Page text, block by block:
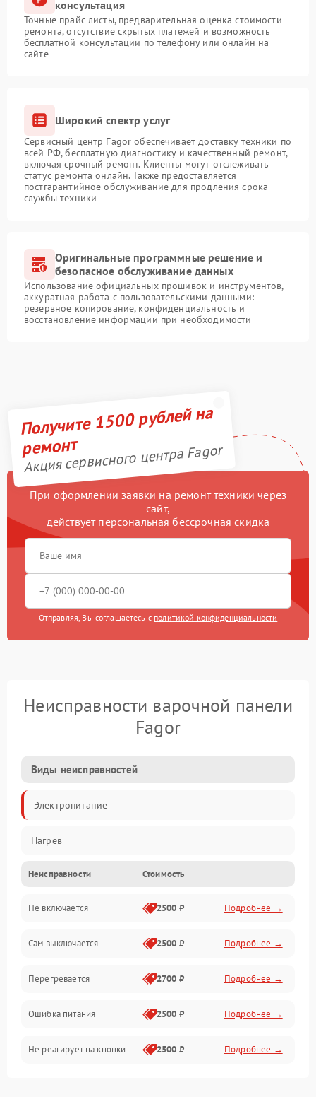
консультация
Точные прайс-листы, предварительная оценка стоимости
ремонта, отсутствие скрытых платежей и возможность
бесплатной консультации по телефону или онлайн на
сайте
Широкий спектр услуг
Сервисный центр Fagor обеспечивает доставку техники по
всей РФ, бесплатную диагностику и качественный ремонт,
включая срочный ремонт. Клиенты могут отслеживать
статус ремонта онлайн. Также предоставляется
постгарантийное обслуживание для продления срока
службы техники
Оригинальные программные решение и
безопасное обслуживание данных
Использование официальных прошивок и инструментов,
аккуратная работа с пользовательскими данными:
резервное копирование, конфиденциальность и
восстановление информации при необходимости
Получите 1500 рублей на
ремонт
Акция сервисного центра Fagor
При оформлении заявки на ремонт техники через
сайт,
действует персональная бессрочная скидка
Отправляя, Вы соглашаетесь с политикой конфиденциальности
Неисправности варочной панели
Fagor
Виды неисправностей
Электропитание
Нагрев
Неисправности Стоимость
Не включается 2500 ₽ Подробнее →
Сам выключается 2500 ₽ Подробнее →
Перегревается 2700 ₽ Подробнее →
Ошибка питания 2500 ₽ Подробнее →
Не реагирует на кнопки 2500 ₽ Подробнее →